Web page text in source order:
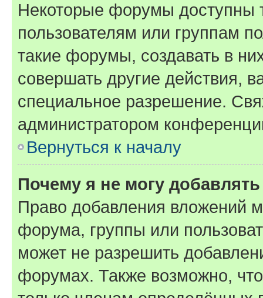
Некоторые форумы доступны
пользователям или группам
такие форумы, создавать в
совершать другие действия,
специальное разрешение.
администратором
Вернуться к началу
Почему я не могу
Право добавления вложений
форума, группы или
может не разрешить
форумах. Также возможно,